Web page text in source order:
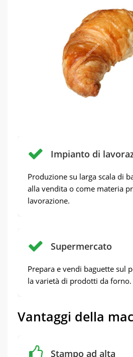
Impianto di
Produzione su larga scala di
alla vendita o come materia
lavorazione.
Supermercato
Prepara e vendi baguette sul
la varietà di prodotti da forno.
Vantaggi della
Stampo ad alta